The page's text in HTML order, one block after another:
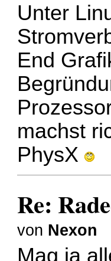
Unter
End
machst
PhysX
Re:
von Nexon
Mag ja